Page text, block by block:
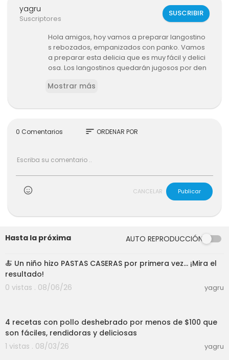
yagru
Suscriptores
SUSCRIBIR
Hola amigos, hoy vamos a preparar langostino
s rebozados, empanizados con panko. Vamos
a preparar esta delicia que es muy fácil y delici
osa. Los langostinos quedarán jugosos por den
Los ingredientes que vamos a necesitar son:
Cantidad necesaria de panko
1 huevo entero
2 cdas de orégano
1 cdta de pimienta negra molida
Si deseas comprar en Amazon con seguridad, i
eguirás los productos que uso y mis recomend
nandoconchefturist
desde aquiwww.patreon.com/chefturista
Receta completa
Mostrar más
0 Comentarios sort ORDENAR POR
CANCELAR Publicar
Hasta la próxima AUTO REPRODUCCIÓN
03:01
🍝 Un niño hizo PASTAS CASERAS por primera vez… ¡Mira el
resultado!
0 vistas . 08/06/26
yagru
4 recetas con pollo deshebrado por menos de $100 que
son fáciles, rendidoras y deliciosas
1 vistas . 08/03/26
yagru